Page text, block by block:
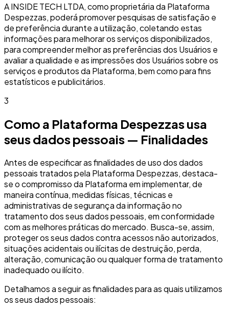
A INSIDE TECH LTDA, como proprietária da Plataforma
Despezzas, poderá promover pesquisas de satisfação e
de preferência durante a utilização, coletando estas
informações para melhorar os serviços disponibilizados,
para compreender melhor as preferências dos Usuários e
avaliar a qualidade e as impressões dos Usuários sobre os
serviços e produtos da Plataforma, bem como para fins
estatísticos e publicitários.
3
Como a Plataforma Despezzas usa
seus dados pessoais — Finalidades
Antes de especificar as finalidades de uso dos dados
pessoais tratados pela Plataforma Despezzas, destaca-
se o compromisso da Plataforma em implementar, de
maneira contínua, medidas físicas, técnicas e
administrativas de segurança da informação no
tratamento dos seus dados pessoais, em conformidade
com as melhores práticas do mercado. Busca-se, assim,
proteger os seus dados contra acessos não autorizados,
situações acidentais ou ilícitas de destruição, perda,
alteração, comunicação ou qualquer forma de tratamento
inadequado ou ilícito.
Detalhamos a seguir as finalidades para as quais utilizamos
os seus dados pessoais: